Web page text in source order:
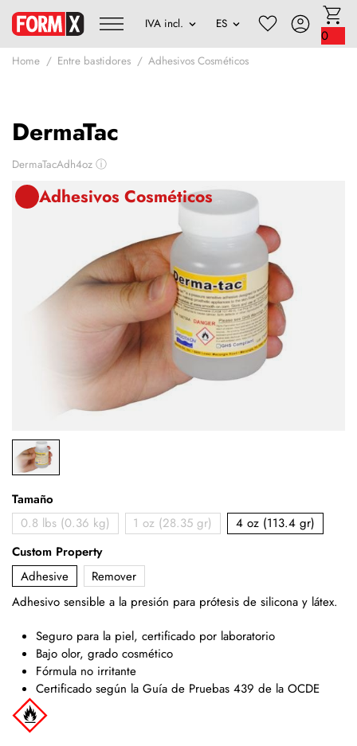
0
Home Entre bastidores Adhesivos Cosméticos
DermaTac
DermaTacAdh4oz ⓘ
Adhesivos Cosméticos
Tamaño
0.8 lbs (0.36 kg)
1 oz (28.35 gr)
4 oz (113.4 gr)
Custom Property
Adhesive
Remover
Adhesivo sensible a la presión para prótesis de silicona y látex.
Seguro para la piel, certificado por laboratorio
Bajo olor, grado cosmético
Fórmula no irritante
Certificado según la Guía de Pruebas 439 de la OCDE